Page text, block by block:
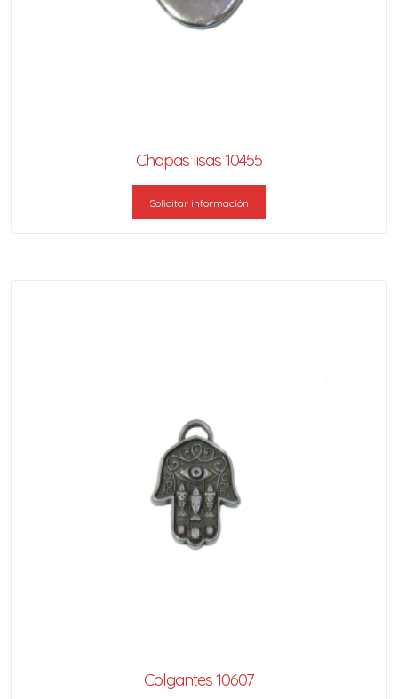
Chapas lisas 10455
Solicitar información
Colgantes 10607